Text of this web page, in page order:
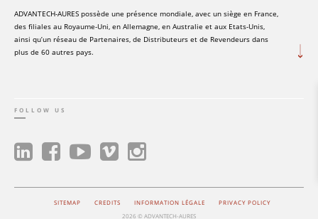
ADVANTECH-AURES possède une présence mondiale, avec un siège en France,
des filiales au Royaume-Uni, en Allemagne, en Australie et aux Etats-Unis,
ainsi qu’un réseau de Partenaires, de Distributeurs et de Revendeurs dans
plus de 60 autres pays.
FOLLOW US
SITEMAP CREDITS INFORMATION LÉGALE
PRIVACY POLICY
2026 © ADVANTECH-AURES